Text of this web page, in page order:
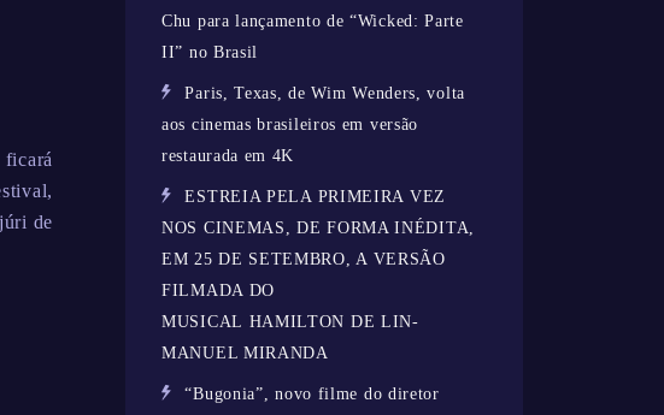
de
Chu para lançamento de “Wicked: Parte
II” no Brasil
Paris, Texas, de Wim Wenders, volta
aos cinemas brasileiros em versão
restaurada em 4K
ESTREIA PELA PRIMEIRA VEZ
NOS CINEMAS, DE FORMA INÉDITA,
EM 25 DE SETEMBRO, A VERSÃO
FILMADA DO
MUSICAL HAMILTON DE LIN-
MANUEL MIRANDA
“Bugonia”, novo filme do diretor